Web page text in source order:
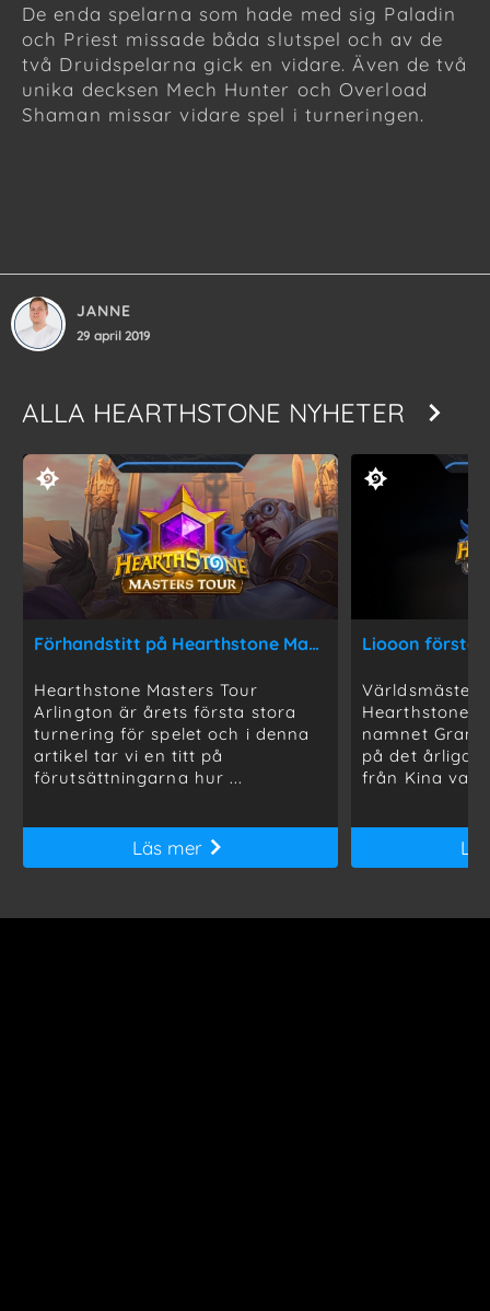
De enda spelarna som hade med sig Paladin
och Priest missade båda slutspel och av de
två Druidspelarna gick en vidare. Även de två
unika decksen Mech Hunter och Overload
Shaman missar vidare spel i turneringen.
JANNE
29 april 2019
ALLA HEARTHSTONE NYHETER
Förhandstitt på Hearthstone Masters Tour Arlington
Hearthstone Masters Tour
Arlington är årets första stora
turnering för spelet och i denna
artikel tar vi en titt på
förutsättningarna hur ...
Läs mer
Hearthstone
namnet
på det årliga
från Kina